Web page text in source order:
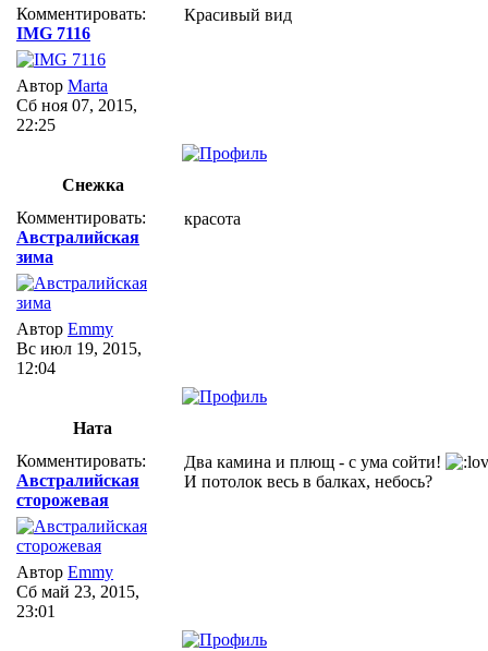
Комментировать:
IMG 7116
Автор Marta
Сб ноя 07, 2015,
22:25
Красивый вид
Снежка
Комментировать:
Австралийская
зима
Автор Emmy
Вс июл 19, 2015,
12:04
красота
Ната
Комментировать:
Австралийская
сторожевая
Автор Emmy
Сб май 23, 2015,
23:01
Два камина и плющ - с ума сойти!
И потолок весь в балках, небось?